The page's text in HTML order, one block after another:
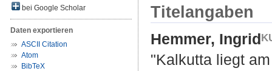
bei Google Scholar
Daten exportieren
ASCII Citation
Atom
BibTeX
Titelangaben
Hemmer, Ingrid
"Kalkutta liegt